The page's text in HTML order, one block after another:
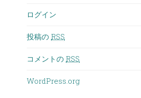
ログイン
投稿の RSS
コメントの RSS
WordPress.org